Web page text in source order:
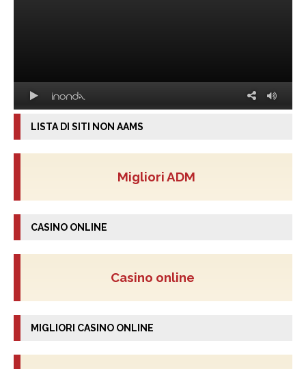
LISTA DI SITI NON AAMS
Migliori ADM
CASINO ONLINE
Casino online
MIGLIORI CASINO ONLINE